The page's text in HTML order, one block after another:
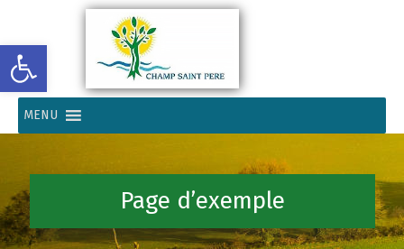
Ouvrir la barre d’outils
MENU
Page d’exemple